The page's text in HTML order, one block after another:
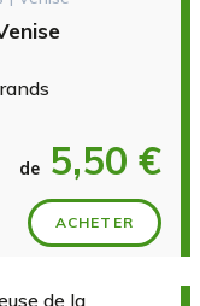
de 5,50 €
ACHETER